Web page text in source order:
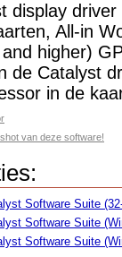
display
All-in
higher)
de Catalyst
in de
van deze software!
Software Suite
Software Suite
Software Suite